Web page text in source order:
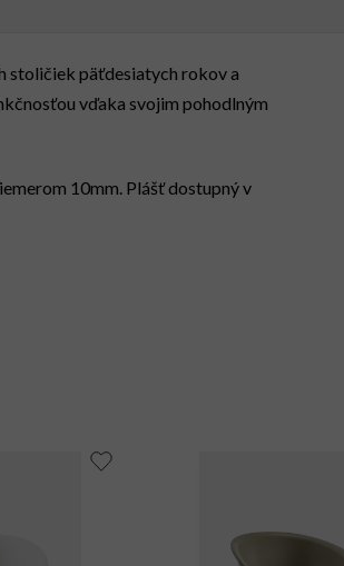
stoličiek päťdesiatych rokov a
vďaka svojim pohodlným
10mm. Plášť dostupný v